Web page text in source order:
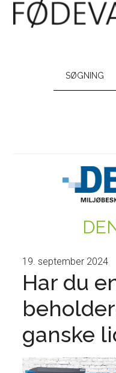
19. september 2024
Har du
ganske